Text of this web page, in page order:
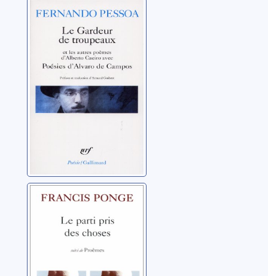
Le Gardeur de
troupeaux et les
autres poèmes
d'Alberto Caeiro ;
avec Poésies
d'Alvaro de
Campos
Pessoa, Fernando
Le parti pris des
de Douze petits
écrits ; et suivi de
Ponge, Francis